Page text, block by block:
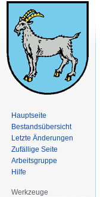
Hauptseite
Bestandsübersicht
Letzte Änderungen
Zufällige Seite
Arbeitsgruppe
Hilfe
Werkzeuge